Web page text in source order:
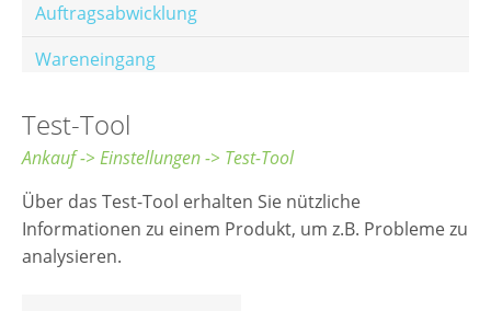
Auftragsabwicklung
Wareneingang
E-Mail-Templates
Automatische Preisberechnung
Hinterlegen von Festpreisen
Test-Tool
Ankauf -> Einstellungen -> Test-Tool
Über das Test-Tool erhalten Sie nützliche
Informationen zu einem Produkt, um z.B. Probleme zu
analysieren.